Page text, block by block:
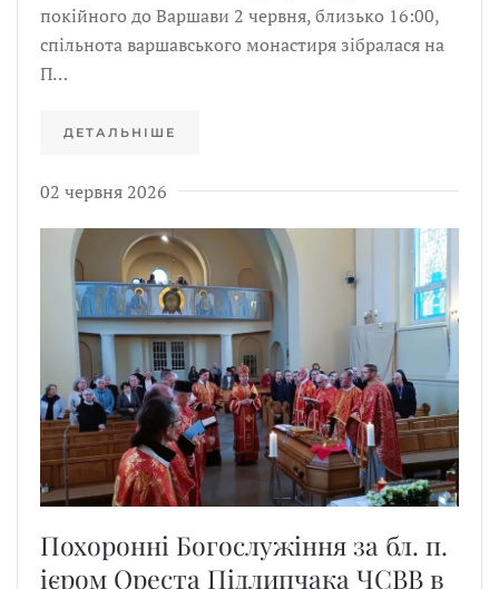
покійного до Варшави 2 червня, близько 16:00,
спільнота варшавського монастиря зібралася на
П…
ДЕТАЛЬНІШЕ
02 червня 2026
Похоронні Богослужіння за бл. п.
ієром Ореста Підлипчака ЧСВВ в